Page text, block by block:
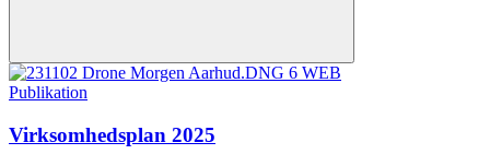
Publikation
Virksomhedsplan 2025